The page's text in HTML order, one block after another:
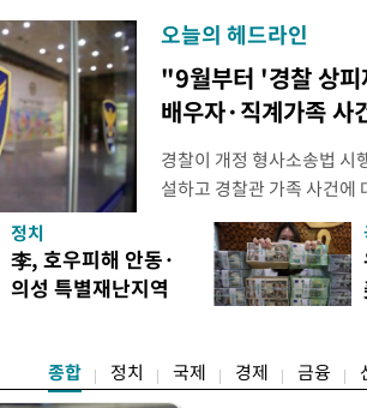
오늘의 헤드라인
"9월부터 '경찰 상
배우자·직계가족 사
경찰이 개정 형사소송법 시
설하고 경찰관 가족 사건에
피제'를 도입한다. 경찰청
후속 조치 태스크포스
우선 올해 하반기 인사에
하던 수사감찰 기능을 인
정치
李, 호우피해 안동·
의성 특별재난지역
종합 정치 국제 경제 금융